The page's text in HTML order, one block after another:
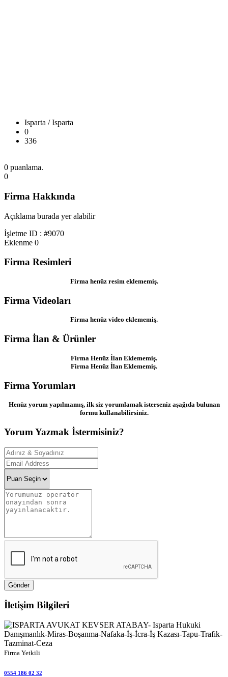
Isparta / Isparta
0
336
0 puanlama.
0
Firma Hakkında
Açıklama burada yer alabilir
İşletme ID : #9070
Eklenme 0
Firma Resimleri
Firma henüz resim eklememiş.
Firma Videoları
Firma henüz video eklememiş.
Firma İlan & Ürünler
Firma Henüz İlan Eklememiş.
Firma Henüz İlan Eklememiş.
Firma Yorumları
Henüz yorum yapılmamış, ilk siz yorumlamak isterseniz aşağıda bulunan
formu kullanabilirsiniz.
Yorum Yazmak İstermisiniz?
Gönder
İletişim Bilgileri
Firma Yetkili
0554 186 02 32